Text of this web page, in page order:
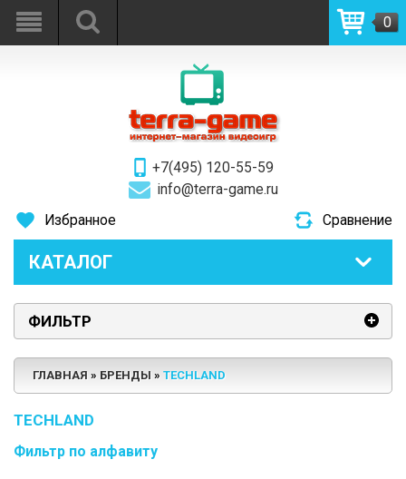
+7(495) 120-55-59
info@terra-game.ru
0
Избранное Сравнение
КАТАЛОГ
ФИЛЬТР
ГЛАВНАЯ БРЕНДЫ TECHLAND
TECHLAND
Фильтр по алфавиту